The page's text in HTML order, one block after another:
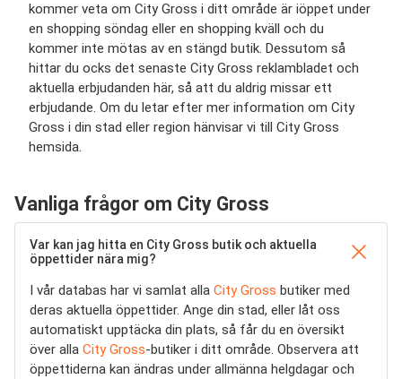
kommer veta om City Gross i ditt område är iöppet under
en shopping söndag eller en shopping kväll och du
kommer inte mötas av en stängd butik. Dessutom så
hittar du ocks det senaste City Gross reklambladet och
aktuella erbjudanden här, så att du aldrig missar ett
erbjudande. Om du letar efter mer information om City
Gross i din stad eller region hänvisar vi till City Gross
hemsida.
Vanliga frågor om City Gross
Var kan jag hitta en City Gross butik och aktuella
öppettider nära mig?
I vår databas har vi samlat alla City Gross butiker med
deras aktuella öppettider. Ange din stad, eller låt oss
automatiskt upptäcka din plats, så får du en översikt
över alla City Gross-butiker i ditt område. Observera att
öppettiderna kan ändras under allmänna helgdagar och